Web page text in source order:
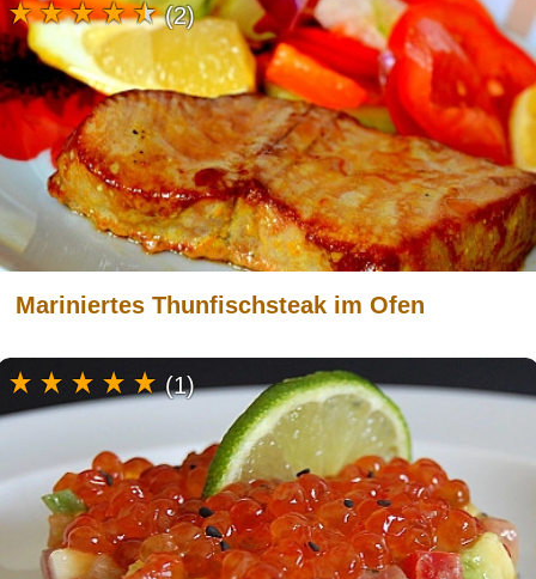
Mariniertes Thunfischsteak im Ofen
(2)
(1)